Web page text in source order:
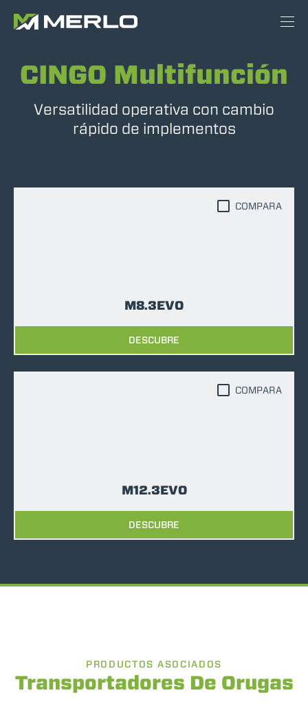
CINGO Multifunción
Versatilidad operativa con cambio
rápido de implementos
M8.3EVO
DESCUBRE
COMPARA
M12.3EVO
DESCUBRE
COMPARA
PRODUCTOS ASOCIADOS
Transportadores De Orugas